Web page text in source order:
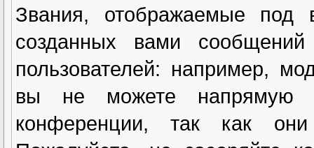
Звания, отображаемые под
созданных вами
пользователей: например,
вы не можете напрямую
конференции, так как они